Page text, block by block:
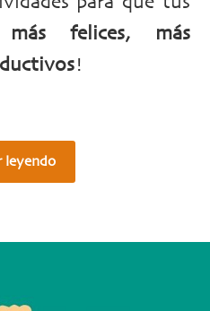
más felices, más
!
leyendo